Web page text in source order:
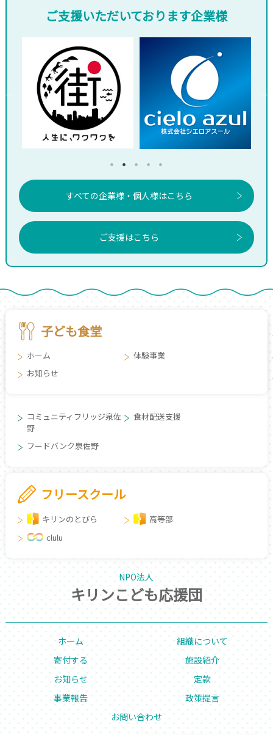
ご支援いただいております企業様
すべての企業様・個人様はこちら
ご支援はこちら
子ども食堂
ホーム
体験事業
お知らせ
コミュニティフリッジ泉佐
野
食材配送支援
フードバンク泉佐野
フリースクール
キリンのとびら
高等部
clulu
NPO法人
キリンこども応援団
ホーム
組織について
寄付する
施設紹介
お知らせ
定款
事業報告
政策提言
お問い合わせ